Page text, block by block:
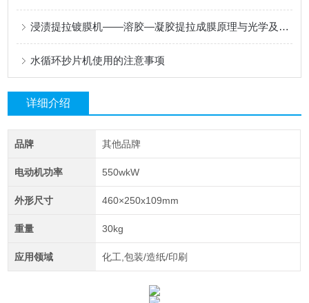
浸渍提拉镀膜机——溶胶—凝胶提拉成膜原理与光学及功能涂层应用
水循环抄片机使用的注意事项
详细介绍
品牌 其他品牌
电动机功率 550wkW
外形尺寸 460×250x109mm
重量 30kg
应用领域 化工,包装/造纸/印刷